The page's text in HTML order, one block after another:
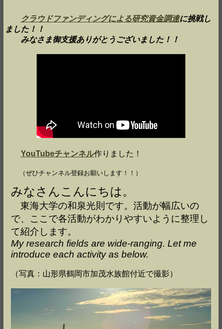
クラウドファンディングによる研究資金調達に挑戦し
ました！！
みなさま御支援ありがとうございました！！
YouTubeチャンネル作りました！
（ぜひチャンネル登録お願いします！！）
みなさんこんにちは。
東海大学の和泉光則です。活動が幅広いの
で、ここで各活動がわかりやすいように整理し
て紹介します。
My research fields are wide-ranging. Let me
introduce each activity as below.
（写真：山形県鶴岡市加茂水族館付近で撮影）